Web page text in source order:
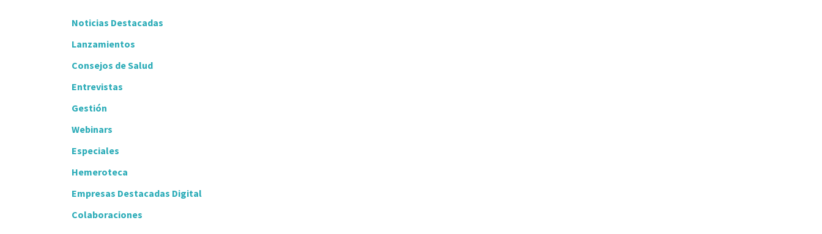
Noticias Destacadas
Lanzamientos
Consejos de Salud
Entrevistas
Gestión
Webinars
Especiales
Hemeroteca
Empresas Destacadas Digital
Colaboraciones